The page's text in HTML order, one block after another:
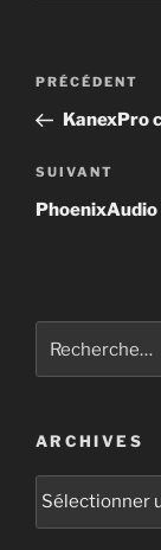
PRÉCÉDENT
KanexPro
SUIVANT
PhoenixAudio
ARCHIVES